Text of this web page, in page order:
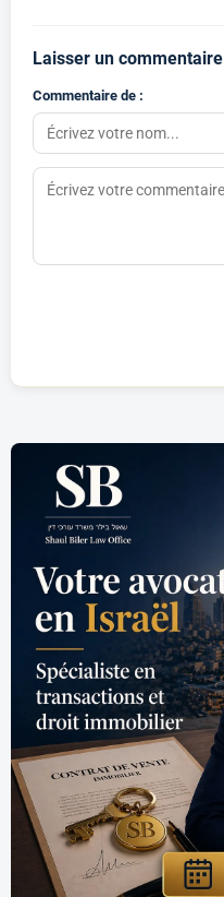
Laisser un commentaire
Commentaire de :